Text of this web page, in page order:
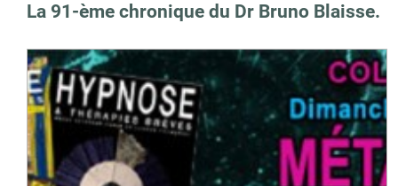
La 91-ème chronique du Dr Bruno Blaisse.